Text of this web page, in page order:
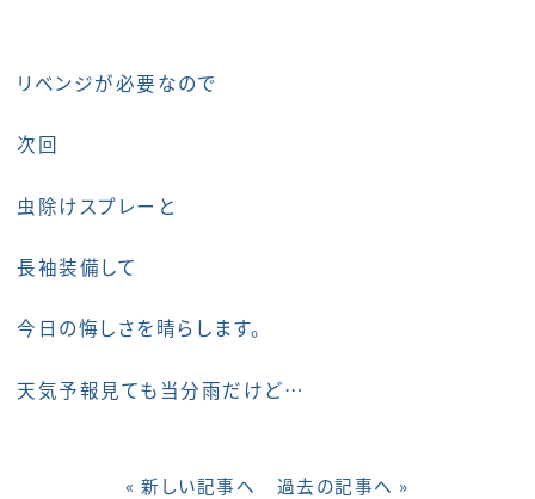
リベンジが必要なので
次回
虫除けスプレーと
長袖装備して
今日の悔しさを晴らします。
天気予報見ても当分雨だけど…
« 新しい記事へ 過去の記事へ »